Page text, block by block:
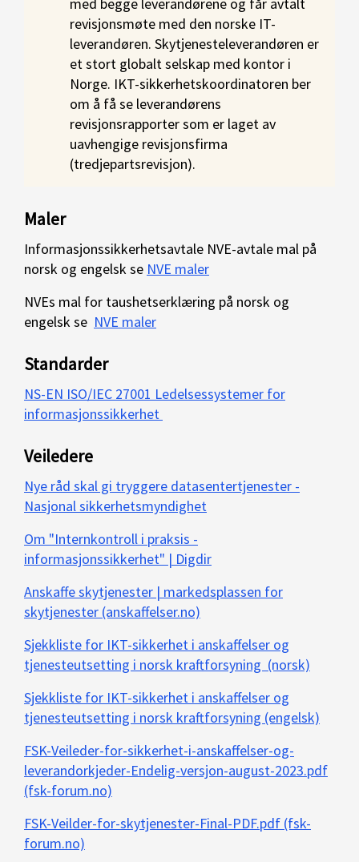
revisjonsmøte med den norske IT-
leverandøren. Skytjenesteleverandøren er
et stort globalt selskap med kontor i
Norge. IKT-sikkerhetskoordinatoren ber
om å få se leverandørens
revisjonsrapporter som er laget av
uavhengige revisjonsfirma
(tredjepartsrevisjon).
Maler
Informasjonssikkerhetsavtale NVE-avtale mal på
norsk og engelsk se NVE maler
NVEs mal for taushetserklæring på norsk og
engelsk se NVE maler
Standarder
NS-EN ISO/IEC 27001 Ledelsessystemer for
informasjonssikkerhet
Veiledere
Nye råd skal gi tryggere datasentertjenester -
Nasjonal sikkerhetsmyndighet
Om "Internkontroll i praksis -
informasjonssikkerhet" | Digdir
Anskaffe skytjenester | markedsplassen for
skytjenester (anskaffelser.no)
Sjekkliste for IKT-sikkerhet i anskaffelser og
tjenesteutsetting i norsk kraftforsyning (norsk)
Sjekkliste for IKT-sikkerhet i anskaffelser og
tjenesteutsetting i norsk kraftforsyning (engelsk)
FSK-Veileder-for-sikkerhet-i-anskaffelser-og-
leverandorkjeder-Endelig-versjon-august-2023.pdf
(fsk-forum.no)
FSK-Veilder-for-skytjenester-Final-PDF.pdf (fsk-
forum.no)